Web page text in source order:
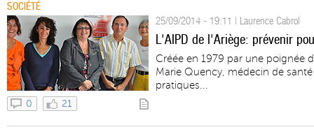
SOCIÉTÉ
0 21
25/09/2014 - 19:11 | Laurence Cabrol
L'AIPD de l'Ariège: prévenir
Créée en 1979 par une poignée
Marie Quency, médecin de
pratiques...